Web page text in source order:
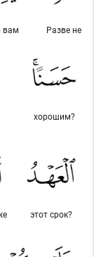
Разве не
вам
хорошим?
этот срок?